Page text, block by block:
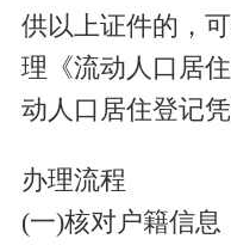
供以上证件的，
理《流动人口居
动人口居住登记
办理流程
(一)核对户籍信息